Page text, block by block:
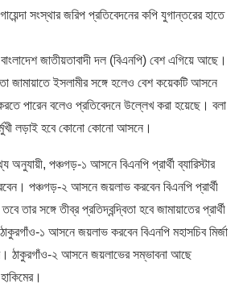
সংস্থার জরিপ প্রতিবেদনের কপি যুগান্তরের হাতে
জাতীয়তাবাদী দল (বিএনপি) বেশ এগিয়ে আছে।
জামায়াতে ইসলামীর সঙ্গে হলেও বেশ কয়েকটি আসনে
করতে পারেন বলেও প্রতিবেদনে উল্লেখ করা হয়েছে। বলা
লড়াই হবে কোনো কোনো আসনে।
অনুযায়ী, পঞ্চগড়-১ আসনে বিএনপি প্রার্থী ব্যারিস্টার
পঞ্চগড়-২ আসনে জয়লাভ করবেন বিএনপি প্রার্থী
তার সঙ্গে তীব্র প্রতিদ্বন্দ্বিতা হবে জামায়াতের প্রার্থী
১ আসনে জয়লাভ করবেন বিএনপি মহাসচিব মির্জা
ঠাকুরগাঁও-২ আসনে জয়লাভের সম্ভাবনা আছে